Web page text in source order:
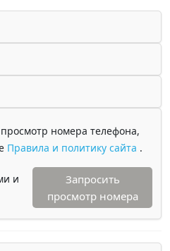
номера телефона,
Правила и политику сайта .
и
Запросить
просмотр номера